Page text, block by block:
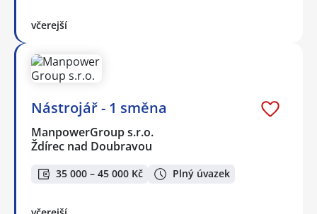
včerejší
Nástrojář - 1 směna
ManpowerGroup s.r.o.
Ždírec nad Doubravou
35 000 – 45 000 Kč Plný úvazek